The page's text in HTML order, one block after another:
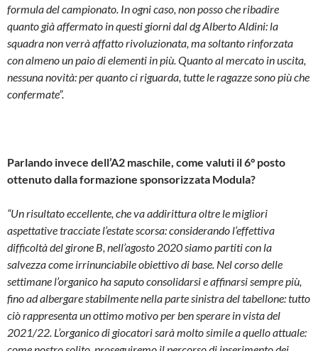
formula del campionato. In ogni caso, non posso che ribadire
quanto già affermato in questi giorni dal dg Alberto Aldini: la
squadra non verrà affatto rivoluzionata, ma soltanto rinforzata
con almeno un paio di elementi in più. Quanto al mercato in uscita,
nessuna novità: per quanto ci riguarda, tutte le ragazze sono più che
confermate”.
Parlando invece dell’A2 maschile, come valuti il 6° posto
ottenuto dalla formazione sponsorizzata Modula?
“Un risultato eccellente, che va addirittura oltre le migliori
aspettative tracciate l’estate scorsa: considerando l’effettiva
difficoltà del girone B, nell’agosto 2020 siamo partiti con la
salvezza come irrinunciabile obiettivo di base. Nel corso delle
settimane l’organico ha saputo consolidarsi e affinarsi sempre più,
fino ad albergare stabilmente nella parte sinistra del tabellone: tutto
ciò rappresenta un ottimo motivo per ben sperare in vista del
2021/22. L’organico di giocatori sarà molto simile a quello attuale: